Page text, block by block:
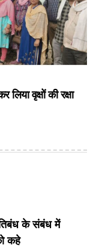
लिया वृक्षों की रक्षा
के संबंध में
कहे